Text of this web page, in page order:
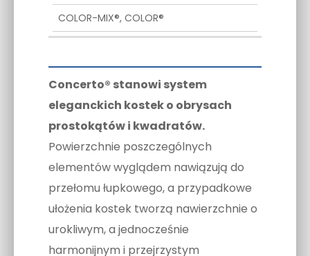
COLOR-MIX®, COLOR®
Concerto® stanowi system
eleganckich kostek o obrysach
prostokątów i kwadratów.
Powierzchnie poszczególnych
elementów wyglądem nawiązują do
przełomu łupkowego, a przypadkowe
ułożenia kostek tworzą nawierzchnie o
urokliwym, a jednocześnie
harmonijnym i przejrzystym